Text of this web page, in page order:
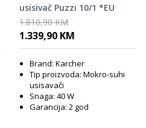
usisivač Puzzi 10/1 *EU
1.810,90 KM
1.339,90 KM
Brand: Karcher
Tip proizvoda: Mokro-suhi
usisavači
Snaga: 40 W
Garancija: 2 god